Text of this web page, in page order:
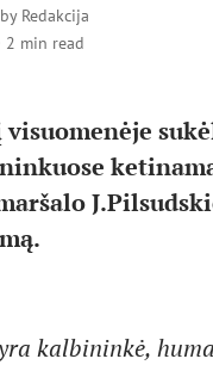
Redakcija
2 min read
visuomenėje
kalbininkė,